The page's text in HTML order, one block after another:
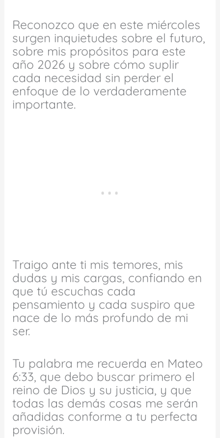
Reconozco que en este miércoles
surgen inquietudes sobre el futuro,
sobre mis propósitos para este
año 2026 y sobre cómo suplir
cada necesidad sin perder el
enfoque de lo verdaderamente
importante.
Traigo ante ti mis temores, mis
dudas y mis cargas, confiando en
que tú escuchas cada
pensamiento y cada suspiro que
nace de lo más profundo de mi
ser.
Tu palabra me recuerda en Mateo
6:33, que debo buscar primero el
reino de Dios y su justicia, y que
todas las demás cosas me serán
añadidas conforme a tu perfecta
provisión.